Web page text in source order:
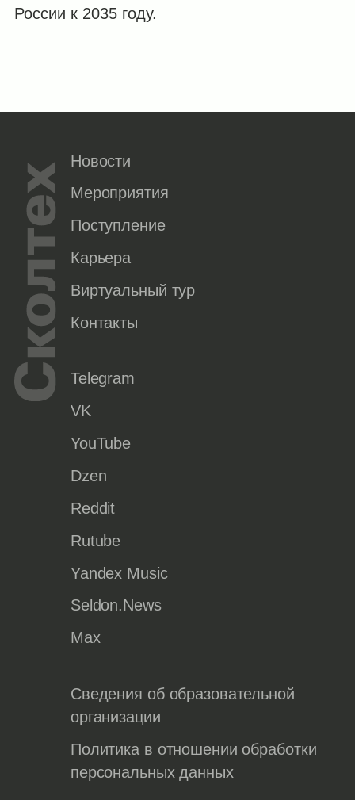
России к 2035 году.
Новости
Мероприятия
Поступление
Карьера
Виртуальный тур
Контакты
Telegram
VK
YouTube
Dzen
Reddit
Rutube
Yandex Music
Seldon.News
Max
Сведения об образовательной
организации
Политика в отношении обработки
персональных данных